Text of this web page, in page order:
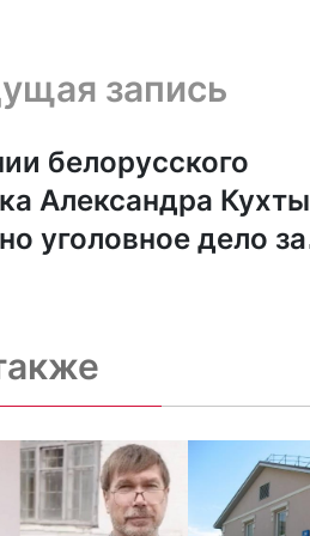
и следующая запись
запись
белорусского
Александра Кухты
уголовное дело за